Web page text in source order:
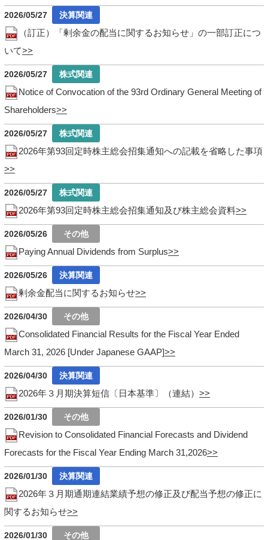
2026/05/27
（訂正）「剰余金の配当に関するお知らせ」の一部訂正につ
いて
2026/05/27
Notice of Convocation of the 93rd Ordinary General Meeting of
Shareholders
2026/05/27
2026年第93回定時株主総会招集通知への記載を省略した事項
2026/05/27
2026年第93回定時株主総会招集通知及び株主総会資料
2026/05/26
Paying Annual Dividends from Surplus
2026/05/26
剰余金配当に関するお知らせ
2026/04/30
Consolidated Financial Results for the Fiscal Year Ended
March 31, 2026 [Under Japanese GAAP]
2026/04/30
2026年３月期決算短信〔日本基準〕（連結）
2026/01/30
Revision to Consolidated Financial Forecasts and Dividend
Forecasts for the Fiscal Year Ending March 31,2026
2026/01/30
2026年３月期通期連結業績予想の修正及び配当予想の修正に
関するお知らせ
2026/01/30